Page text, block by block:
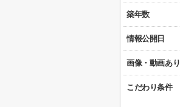
築年数
情報公開日
画像・動画あり
こだわり条件